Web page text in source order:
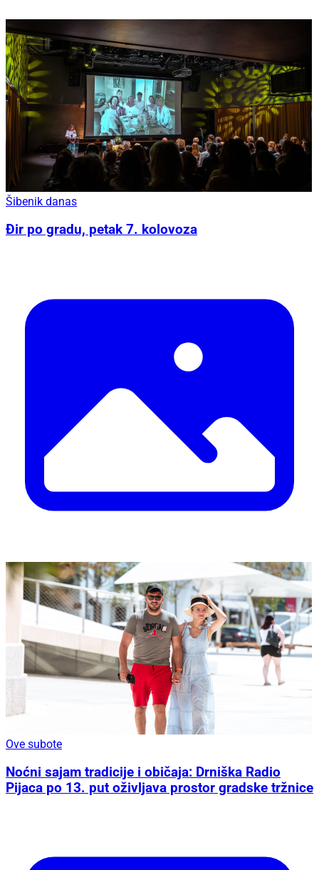
Šibenik danas
Đir po gradu, petak 7. kolovoza
Ove subote
Noćni sajam tradicije i običaja: Drniška Radio
Pijaca po 13. put oživljava prostor gradske tržnice